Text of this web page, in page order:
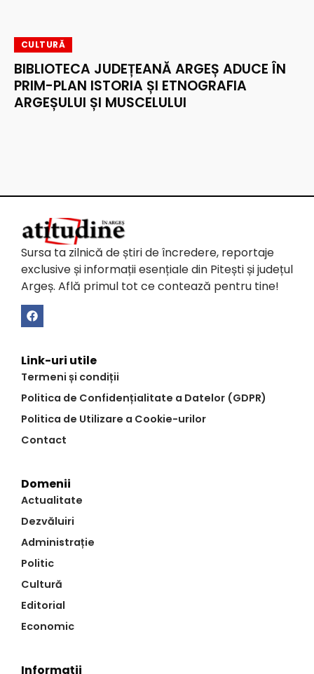
CULTURĂ
BIBLIOTECA JUDEȚEANĂ ARGEȘ ADUCE ÎN
PRIM-PLAN ISTORIA ȘI ETNOGRAFIA
ARGEȘULUI ȘI MUSCELULUI
Sursa ta zilnică de știri de încredere, reportaje
exclusive și informații esențiale din Pitești și județul
Argeș. Află primul tot ce contează pentru tine!
Link-uri utile
Termeni și condiții
Politica de Confidențialitate a Datelor (GDPR)
Politica de Utilizare a Cookie-urilor
Contact
Domenii
Actualitate
Dezvăluiri
Administrație
Politic
Cultură
Editorial
Economic
Informații